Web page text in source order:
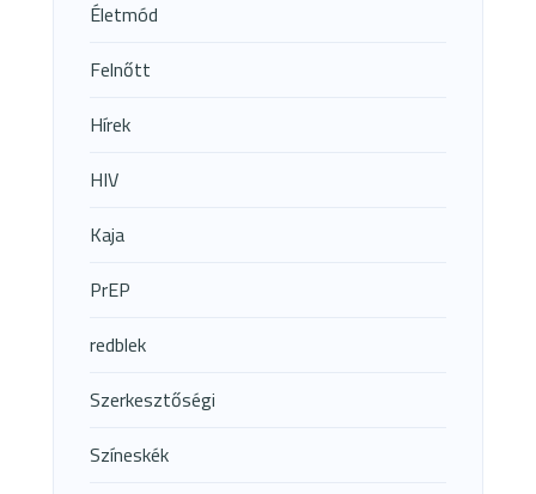
Életmód
Felnőtt
Hírek
HIV
Kaja
PrEP
redblek
Szerkesztőségi
Színeskék